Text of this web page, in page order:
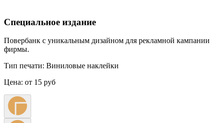
Специальное издание
Повербанк с уникальным дизайном для рекламной кампании
фирмы.
Тип печати: Виниловые наклейки
Цена: от 15 руб